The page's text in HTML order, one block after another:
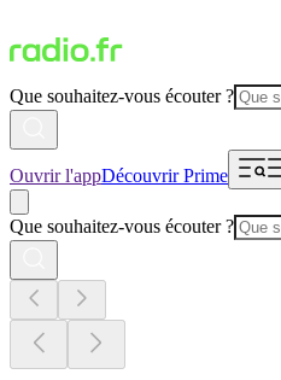
Que souhaitez-vous écouter ?
Ouvrir l'appDécouvrir Prime
Que souhaitez-vous écouter ?